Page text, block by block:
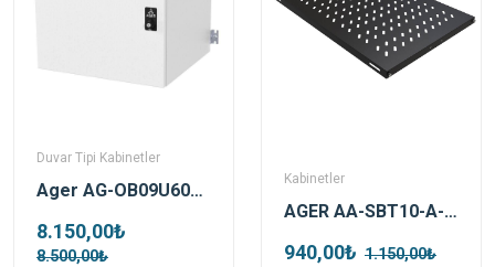
Duvar Tipi Kabinetler
Ager AG-OB09U6060B2-D-A-M1 9u 600x600 Ön Metal Kapak Kelebek Kilitli Duvar Tipi Outdoor Kabinet
8.150,00₺
8.500,00₺
Kabinetler
AGER AA-SBT10-A-S1 Dikili Tip 19" 1U D1000mm için Sabit Siyah Raf Modülü
940,00₺ 1.150,00₺